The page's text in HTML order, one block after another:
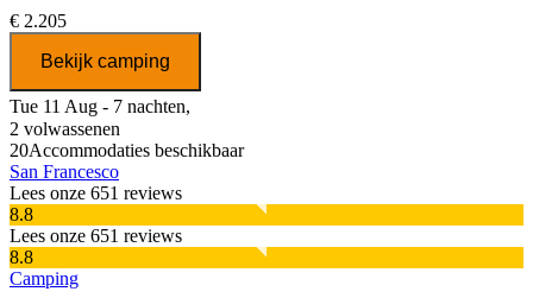
€ 2.205
Bekijk camping
Tue 11 Aug - 7 nachten,
2 volwassenen
20Accommodaties beschikbaar
San Francesco
Lees onze 651 reviews
8.8
Lees onze 651 reviews
8.8
Camping